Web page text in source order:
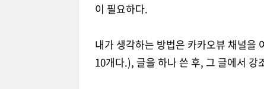
이 필요하다.
내가 생각하는 방법은 카카오뷰 채널을
10개다.), 글을 하나 쓴 후, 그 글에서